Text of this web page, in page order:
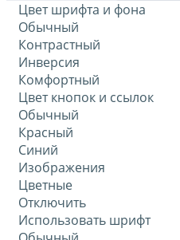
Цвет шрифта и фона
Обычный
Контрастный
Инверсия
Комфортный
Цвет кнопок и ссылок
Обычный
Красный
Синий
Изображения
Цветные
Отключить
Использовать шрифт